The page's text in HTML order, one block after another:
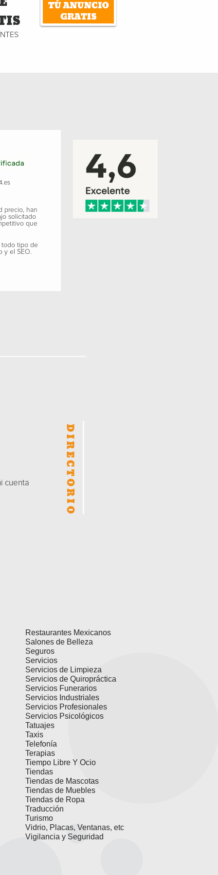
precio, han
solicitado
que
todo tipo de
y el SEO.
cuenta
Restaurantes Mexicanos
Salones de Belleza
Seguros
Servicios
Servicios de Limpieza
Servicios de Quiropráctica
Servicios Funerarios
Servicios Industriales
Servicios Profesionales
Servicios Psicológicos
Tatuajes
Taxis
Telefonía
Terapias
Tiempo Libre Y Ocio
Tiendas
Tiendas de Mascotas
Tiendas de Muebles
Tiendas de Ropa
Traducción
Turismo
Vidrio, Placas, Ventanas, etc
Vigilancia y Seguridad